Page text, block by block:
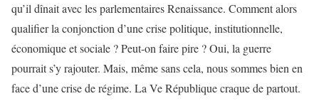
qu’il dînait avec les parlementaires Renaissance. Comment alors
qualifier la conjonction d’une crise politique, institutionnelle,
économique et sociale ? Peut-on faire pire ? Oui, la guerre
pourrait s’y rajouter. Mais, même sans cela, nous sommes bien en
face d’une crise de régime. La Ve République craque de partout.